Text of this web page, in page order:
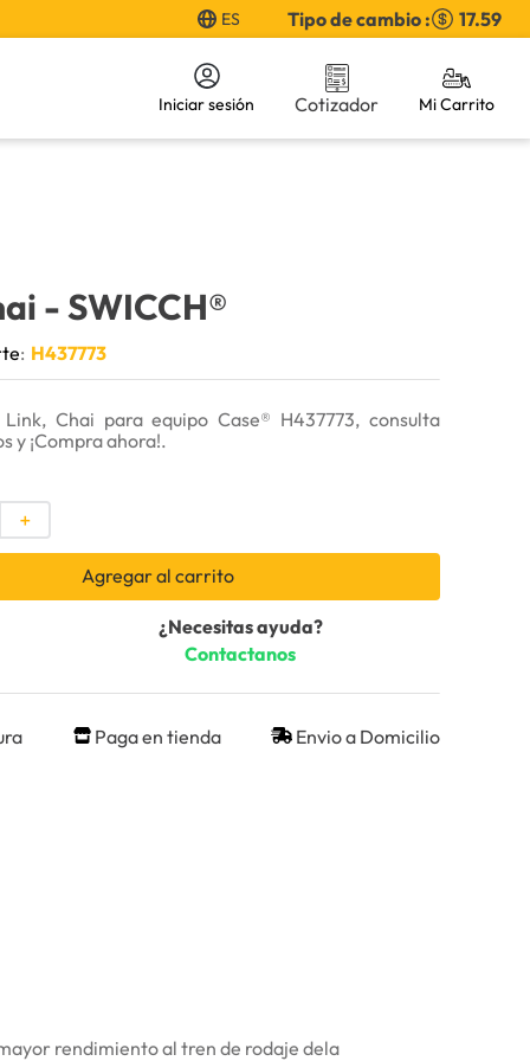
ES Tipo de cambio : 17.59
Iniciar sesión Cotizador
- SWICCH®
: H437773
Chai para equipo Case® H437773, consulta
y ¡Compra ahora!.
＋
Agregar al carrito
¿Necesitas ayuda?
Contactanos
Paga en tienda Envio a Domicilio
rendimiento al tren de rodaje dela